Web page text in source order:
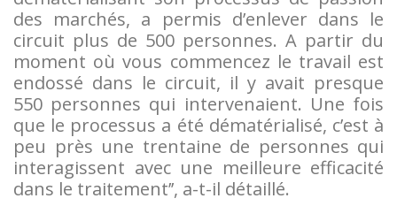
des marchés, a permis d’enlever dans le
circuit plus de 500 personnes. A partir du
moment où vous commencez le travail est
endossé dans le circuit, il y avait presque
550 personnes qui intervenaient. Une fois
que le processus a été dématérialisé, c’est à
peu près une trentaine de personnes qui
interagissent avec une meilleure efficacité
dans le traitement’’, a-t-il détaillé.